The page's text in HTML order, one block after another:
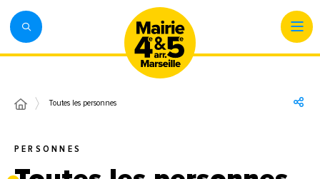
Toutes les personnes
PERSONNES